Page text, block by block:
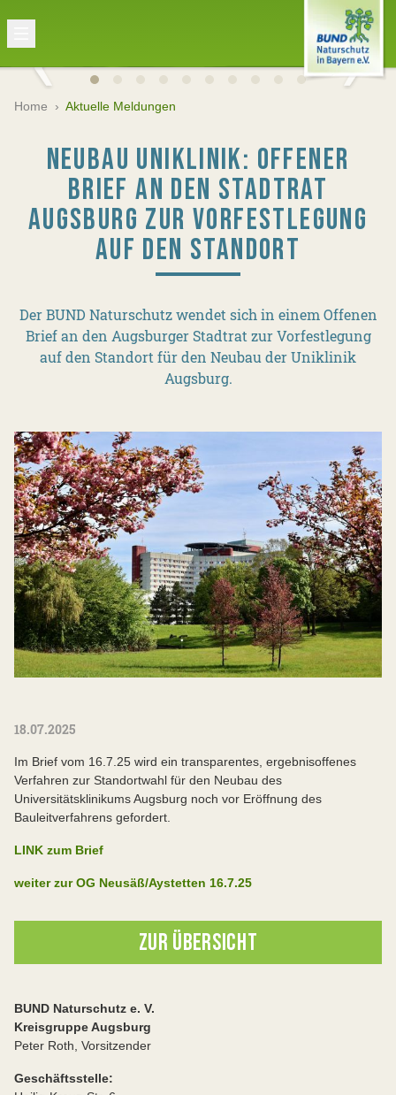
Home › Aktuelle Meldungen
NEUBAU UNIKLINIK: OFFENER
BRIEF AN DEN STADTRAT
AUGSBURG ZUR VORFESTLEGUNG
AUF DEN STANDORT
Der BUND Naturschutz wendet sich in einem Offenen
Brief an den Augsburger Stadtrat zur Vorfestlegung
auf den Standort für den Neubau der Uniklinik
Augsburg.
18.07.2025
Im Brief vom 16.7.25 wird ein transparentes, ergebnisoffenes
Verfahren zur Standortwahl für den Neubau des
Universitätsklinikums Augsburg noch vor Eröffnung des
Bauleitverfahrens gefordert.
LINK zum Brief
weiter zur OG Neusäß/Aystetten 16.7.25
ZUR ÜBERSICHT
BUND Naturschutz e. V.
Kreisgruppe Augsburg
Peter Roth, Vorsitzender
Geschäftsstelle: